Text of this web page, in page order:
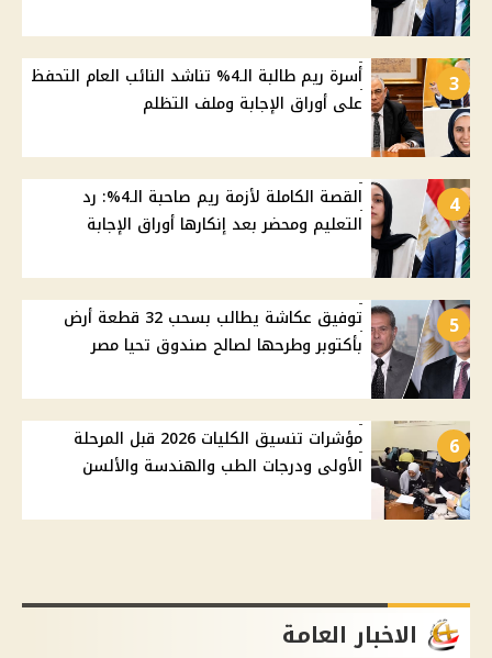
3
أسرة ريم طالبة الـ4% تناشد النائب العام التحفظ
على أوراق الإجابة وملف التظلم
4
القصة الكاملة لأزمة ريم صاحبة الـ4%: رد
التعليم ومحضر بعد إنكارها أوراق الإجابة
5
توفيق عكاشة يطالب بسحب 32 قطعة أرض
بأكتوبر وطرحها لصالح صندوق تحيا مصر
6
مؤشرات تنسيق الكليات 2026 قبل المرحلة
الأولى ودرجات الطب والهندسة والألسن
الاخبار العامة